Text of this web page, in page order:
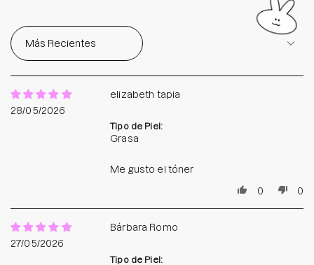
Sort by
28/05/2026
elizabeth tapia
Tipo de Piel:
Grasa
Me gusto el tóner
0
0
27/05/2026
Bárbara Romo
Tipo de Piel: